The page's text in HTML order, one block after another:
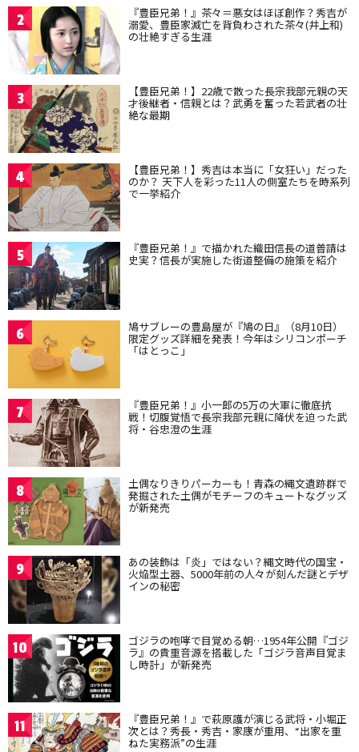
2 『豊臣兄弟！』茶々＝悪女はほぼ創作？秀吉が
溺愛、豊臣家滅亡を背負わされた茶々(井上和)
の壮絶すぎる生涯
3 【豊臣兄弟！】22歳で散った長宗我部元親の天
才後継者・信親とは？武勇を奮った若武者の壮
絶な最期
4 【豊臣兄弟！】秀吉は本当に「女狂い」だった
のか？ 天下人を彩った11人の側室たちを時系列
で一挙紹介
5 『豊臣兄弟！』で描かれた織田信長の道普請は
史実？信長が実施した街道整備の施策を紹介
6 鳩サブレーの豊島屋が『鳩の日』（8月10日）
限定グッズ詳細を発表！今年はシリコンポーチ
「はとっこ」
7 『豊臣兄弟！』小一郎の5万の大軍に徹底抗
戦！切腹覚悟で長宗我部元親に降伏を迫った武
将・谷忠澄の生涯
8 土偶なりきりパーカーも！青森の縄文遺跡群で
発掘された土偶がモチーフのキュートなグッズ
が新発売
9 あの装飾は「炎」ではない？縄文時代の国宝・
火焔型土器、5000年前の人々が刻んだ謎とデザ
インの秘密
10 ゴジラの咆哮で目覚める朝…1954年公開『ゴジ
ラ』の貴重音源を搭載した「ゴジラ音声目覚ま
し時計」が新発売
11 『豊臣兄弟！』で萩原護が演じる武将・小堀正
次とは？秀長・秀吉・家康が重用、“出家を重
ねた実務派”の生涯